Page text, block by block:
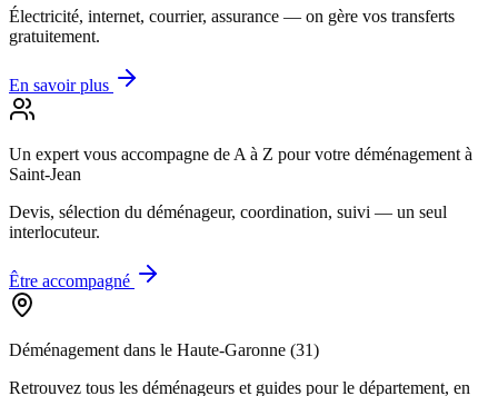
Électricité, internet, courrier, assurance — on gère vos transferts
gratuitement.
En savoir plus
Un expert vous accompagne de A à Z pour votre déménagement à
Saint-Jean
Devis, sélection du déménageur, coordination, suivi — un seul
interlocuteur.
Être accompagné
Déménagement dans le Haute-Garonne (31)
Retrouvez tous les déménageurs et guides pour le département, en